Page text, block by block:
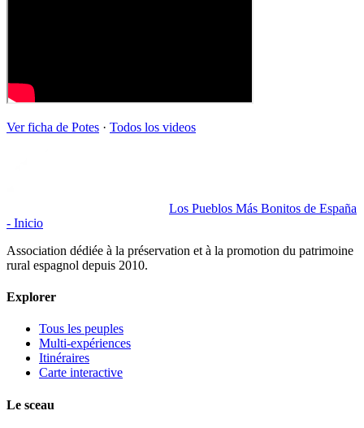
Ver ficha de Potes · Todos los videos
Los Pueblos Más Bonitos de España
- Inicio
Association dédiée à la préservation et à la promotion du patrimoine
rural espagnol depuis 2010.
Explorer
Tous les peuples
Multi-expériences
Itinéraires
Carte interactive
Le sceau